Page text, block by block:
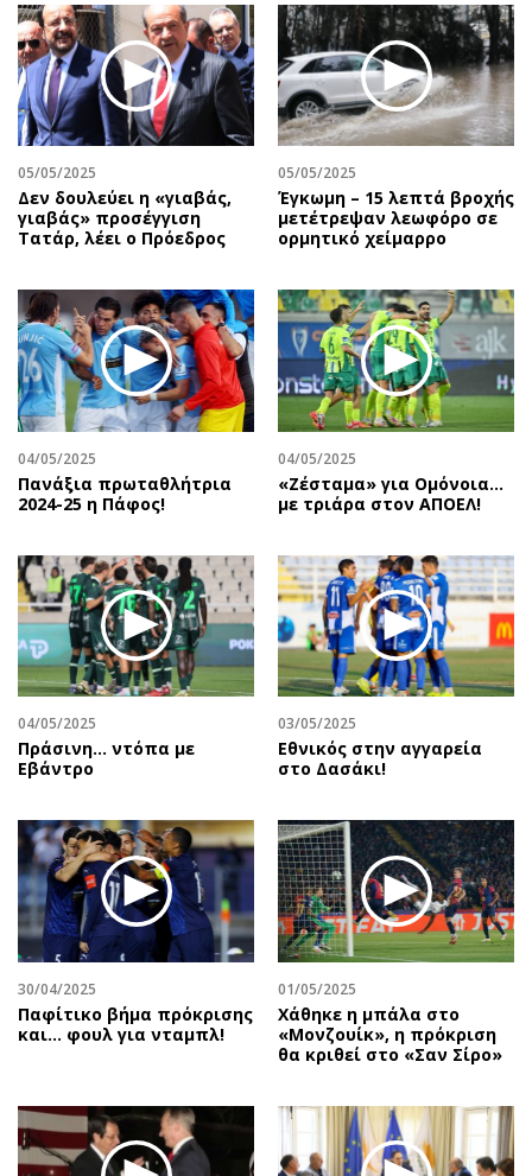
05/05/2025
Δεν δουλεύει η «γιαβάς,
γιαβάς» προσέγγιση
Τατάρ, λέει ο Πρόεδρος
05/05/2025
Έγκωμη – 15 λεπτά βροχής
μετέτρεψαν λεωφόρο σε
ορμητικό χείμαρρο
04/05/2025
Πανάξια πρωταθλήτρια
2024-25 η Πάφος!
04/05/2025
«Ζέσταμα» για Ομόνοια…
με τριάρα στον ΑΠΟΕΛ!
04/05/2025
Πράσινη... ντόπα με
Εβάντρο
03/05/2025
Εθνικός στην αγγαρεία
στο Δασάκι!
30/04/2025
Παφίτικο βήμα πρόκρισης
και… φουλ για νταμπλ!
01/05/2025
Χάθηκε η μπάλα στο
«Μονζουίκ», η πρόκριση
θα κριθεί στο «Σαν Σίρο»